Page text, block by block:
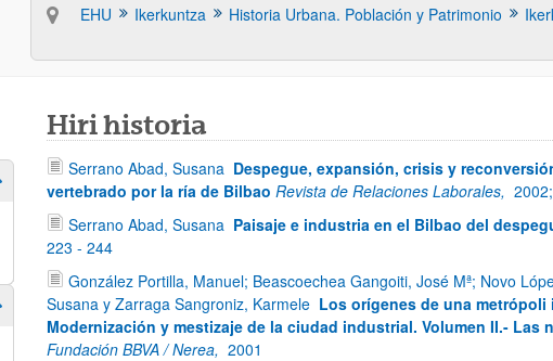
EHU Ikerkuntza Historia Urbana. Población y Patrimonio
Erakutsi/izkutatu azpiorriak
Erakutsi/izkutatu azpiorriak
Hiri historia
Serrano Abad, Susana Despegue, expansión, crisis y
vertebrado por la ría de Bilbao Revista de Relaciones Laborales, 2002;
Serrano Abad, Susana Paisaje e industria en el Bilbao del
223 - 244
González Portilla, Manuel; Beascoechea Gangoiti, José Mª; Novo
Susana y Zarraga Sangroniz, Karmele Los orígenes de una
Modernización y mestizaje de la ciudad industrial. Volumen II.-
Fundación BBVA / Nerea, 2001